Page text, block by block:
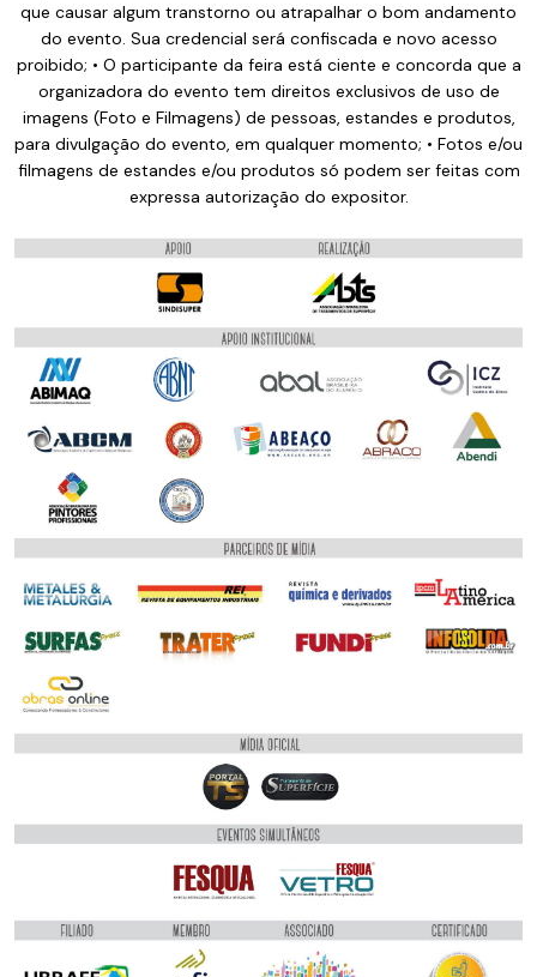
que causar algum transtorno ou atrapalhar o bom andamento
do evento. Sua credencial será confiscada e novo acesso
proibido; • O participante da feira está ciente e concorda que a
organizadora do evento tem direitos exclusivos de uso de
imagens (Foto e Filmagens) de pessoas, estandes e produtos,
para divulgação do evento, em qualquer momento; • Fotos e/ou
filmagens de estandes e/ou produtos só podem ser feitas com
expressa autorização do expositor.